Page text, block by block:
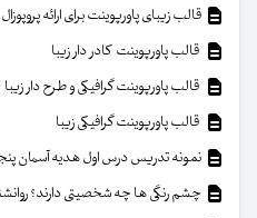
قالب زیبای پاورپوینت برای ارائه
قالب پاورپوینت کادر دار زیبا
قالب پاورپوینت گرافیکی و طرح دار زیبا
قالب پاورپوینت گرافیکی زیبا
نمونه تدریس درس اول هدیه آسمان
چشم رنگی ها چه شخصیتی دارند؟